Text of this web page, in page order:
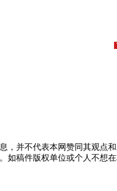
，并不代表本网赞同其观点
如稿件版权单位或个人不想